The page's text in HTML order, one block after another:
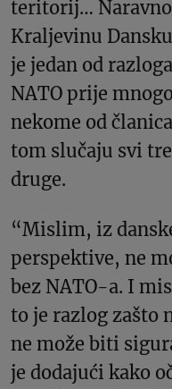
teritorij…
Kraljevinu
je jedan od
NATO prije
nekome od
tom slučaju svi
druge.
“Mislim, iz
perspektive, ne
bez NATO-a. I
to je razlog zašto
ne može biti
je dodajući kako